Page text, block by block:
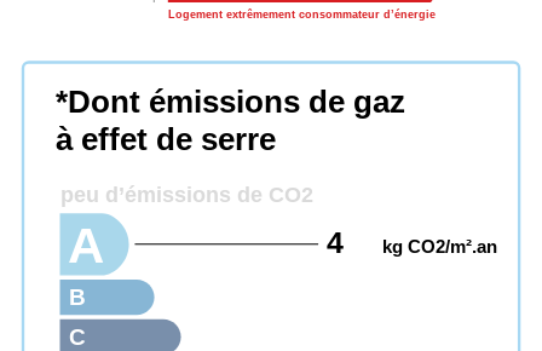
Logement extrêmement consommateur d’énergie
*Dont émissions de gaz
à effet de serre
peu d’émissions de CO2
C
B
A 4 kg CO2/m².an